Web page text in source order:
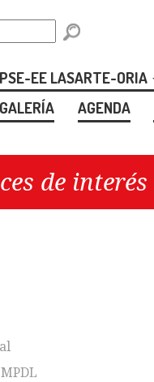
PSE-EE LASARTE-ORIA
GALERÍA
AGENDA
de interés